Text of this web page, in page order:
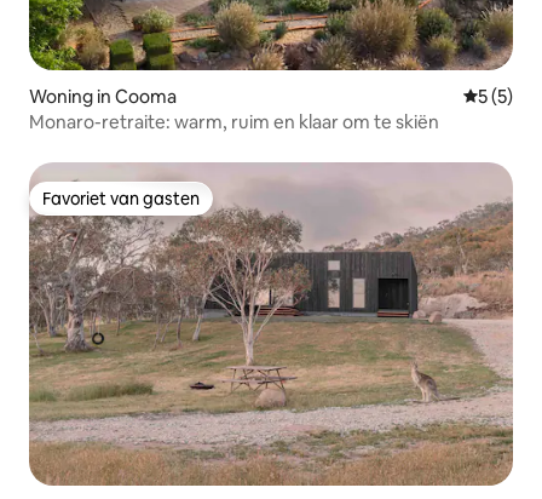
Woning in Cooma
5 (5)
Monaro-retraite: warm, ruim en klaar om te skiën
Favoriet van gasten
Favoriet van gasten